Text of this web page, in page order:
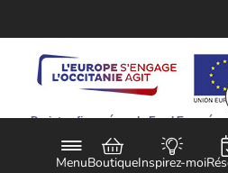
MenuBoutiqueInspirez-moi
Projet cofinancé par le Fond